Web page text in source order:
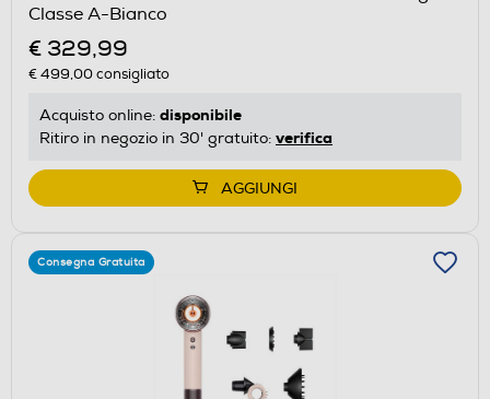
Classe A-Bianco
€ 329,99
€ 499,00consigliato
Acquisto online: disponibile
Ritiro in negozio in 30' gratuito: verifica
AGGIUNGI
Consegna Gratuita